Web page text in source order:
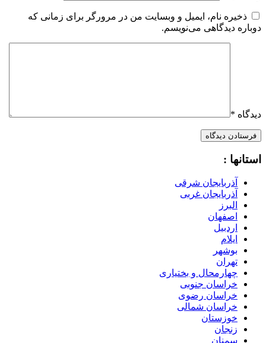
ذخیره نام، ایمیل و وبسایت من در مرورگر برای زمانی که
دوباره دیدگاهی می‌نویسم.
دیدگاه *
استانها :
آذربایجان شرقی
آذربایجان غربی
البرز
اصفهان
اردبیل
ایلام
بوشهر
تهران
چهارمحال و بختیاری
خراسان جنوبی
خراسان رضوی
خراسان شمالی
خوزستان
زنجان
سمنان